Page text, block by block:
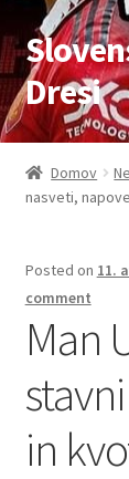
Skip
to
navigation
Skip
to
content
Dresi
Domov
Blog
Košarica
Moj račun
Domov
nasveti,
Posted on 11.
comment
Man
in